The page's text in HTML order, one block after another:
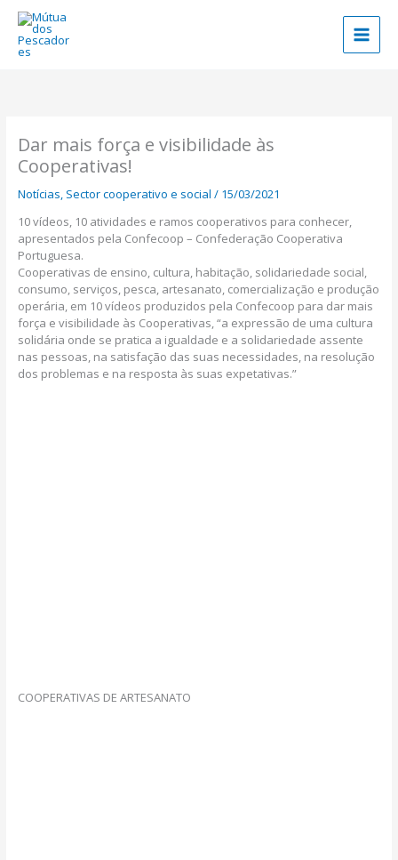
content
Dar mais força e visibilidade às
Cooperativas!
Notícias Sector cooperativo e social / 15/03/2021
10 vídeos, 10 atividades e ramos cooperativos para conhecer,
apresentados pela Confecoop – Confederação Cooperativa
Portuguesa.
Cooperativas de ensino, cultura, habitação, solidariedade social,
consumo, serviços, pesca, artesanato, comercialização e produção
operária, em 10 vídeos produzidos pela Confecoop para dar mais
força e visibilidade às Cooperativas, “a expressão de uma cultura
solidária onde se pratica a igualdade e a solidariedade assente
nas pessoas, na satisfação das suas necessidades, na resolução
dos problemas e na resposta às suas expetativas.”
COOPERATIVAS DE ARTESANATO